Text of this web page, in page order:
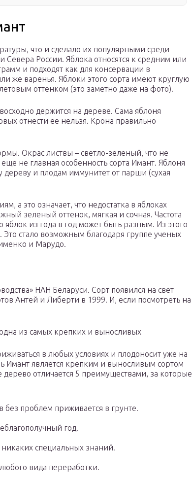
что и сделало их популярными среди
России. Яблока относятся к средним или
и подходят как для консервации в
же варенья. Яблоки этого сорта имеют круглую
оттенком (это заметно даже на фото).
держится на дереве. Сама яблоня
отнести ее нельзя. Крона правильно
Окрас листвы – светло-зеленый, что не
не главная особенность сорта Имант. Яблоня
дереву и плодам иммунитет от парши (сухая
а это означает, что недостатка в яблоках
зеленый оттенок, мягкая и сочная. Частота
яблок из года в год может быть разным. Из этого
Это стало возможным благодаря группе ученых
и Марудо.
НАН Беларуси. Сорт появился на свет
Антей и Либерти в 1999. И, если посмотреть на
из самых крепких и выносливых
в любых условиях и плодоносит уже на
Имант является крепким и выносливым сортом
дерево отличается 5 преимуществами, за которые
проблем приживается в грунте.
год.
никаких специальных знаний.
вида переработки.